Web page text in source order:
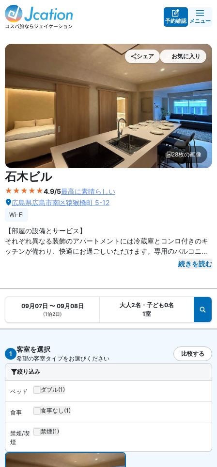
予約確認 メニュー
シェア お気に入り
28枚の画像
石木ビル
4.9/5最高に素晴らしい
広島県広島市南区猿猴橋町 5-12
Wi-Fi
【部屋の設備とサービス】
それぞれ異なる装飾のアパートメントには冷蔵庫とコンロ付きのキ
ッチンが備わり、快適にお過ごしいただけます。専用のバルコニー
またはパティオがあります。WiFi (無料)をご利用いただけます。シ
続きを読む
09月07日 〜 09月08日
(1泊2日)
大人2名・子ども0名
1室
1
客室を選択
希望の客室タイプをお選びください
比較する
絞り込み
ベッド ダブル(1)
食事 食事なし (1)
禁煙/喫
煙
禁煙(1)